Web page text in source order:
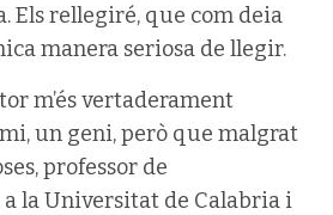
Els rellegiré, que com deia
manera seriosa de llegir.
m’és vertaderament
un geni, però que malgrat
professor de
la Universitat de Calabria i